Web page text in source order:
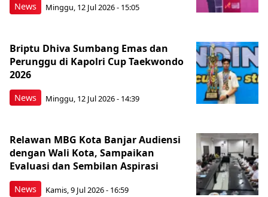
News Minggu, 12 Jul 2026 - 15:05
News
Briptu Dhiva Sumbang Emas dan
Perunggu di Kapolri Cup Taekwondo
2026
Minggu, 12 Jul 2026 - 14:39
News
Relawan MBG Kota Banjar Audiensi
dengan Wali Kota, Sampaikan
Evaluasi dan Sembilan Aspirasi
Kamis, 9 Jul 2026 - 16:59